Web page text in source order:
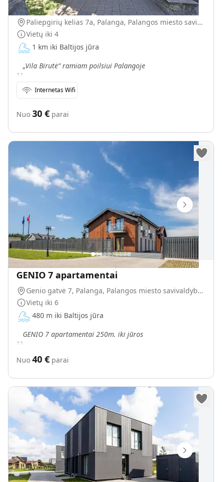
Birutės vila
Paliepgirių kelias 7a, Palanga, Palangos miesto savivaldybė, Lietuva
Vietų iki 4
1 km iki Baltijos jūra
„„Vila Birutė“ ramiam poilsiui Palangoje
Internetas Wifi
Nuo 30 € parai
GENIO 7 apartamentai
Genio gatvė 7, Palanga, Palangos miesto savivaldybė, Lietuva
Vietų iki 6
480 m iki Baltijos jūra
„GENIO 7 apartamentai 250m. iki jūros
Nuo 40 € parai